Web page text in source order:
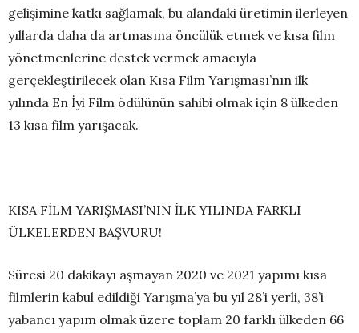
gelişimine katkı sağlamak, bu alandaki üretimin ilerleyen
yıllarda daha da artmasına öncülük etmek ve kısa film
yönetmenlerine destek vermek amacıyla
gerçekleştirilecek olan Kısa Film Yarışması’nın ilk
yılında En İyi Film ödülünün sahibi olmak için 8 ülkeden
13 kısa film yarışacak.
KISA FİLM YARIŞMASI’NIN İLK YILINDA FARKLI
ÜLKELERDEN BAŞVURU!
Süresi 20 dakikayı aşmayan 2020 ve 2021 yapımı kısa
filmlerin kabul edildiği Yarışma’ya bu yıl 28’i yerli, 38’i
yabancı yapım olmak üzere toplam 20 farklı ülkeden 66